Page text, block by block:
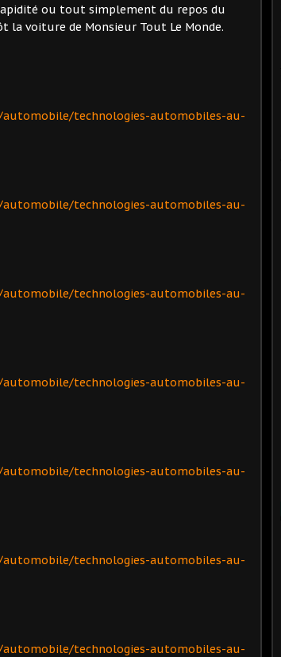
ou tout simplement du repos du
la voiture de Monsieur Tout Le Monde.
technologies-automobiles-au-
technologies-automobiles-au-
technologies-automobiles-au-
technologies-automobiles-au-
technologies-automobiles-au-
technologies-automobiles-au-
technologies-automobiles-au-